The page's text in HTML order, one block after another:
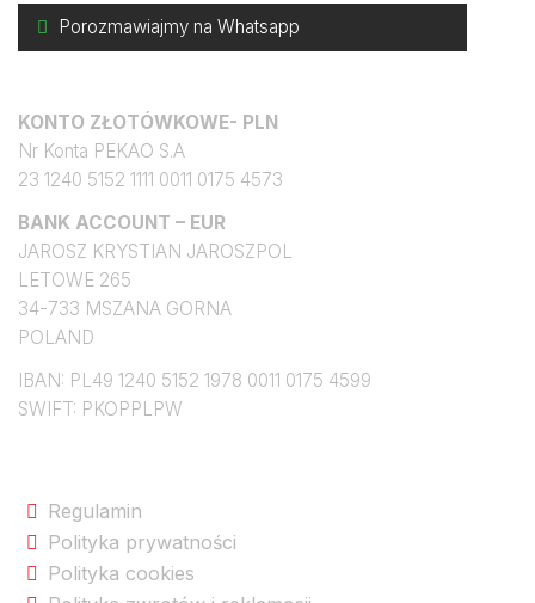
Porozmawiajmy na Whatsapp
KONTO ZŁOTÓWKOWE- PLN
Nr Konta PEKAO S.A
23 1240 5152 1111 0011 0175 4573
BANK ACCOUNT – EUR
JAROSZ KRYSTIAN JAROSZPOL
LETOWE 265
34-733 MSZANA GORNA
POLAND
IBAN: PL49 1240 5152 1978 0011 0175 4599
SWIFT: PKOPPLPW
Regulamin
Polityka prywatności
Polityka cookies